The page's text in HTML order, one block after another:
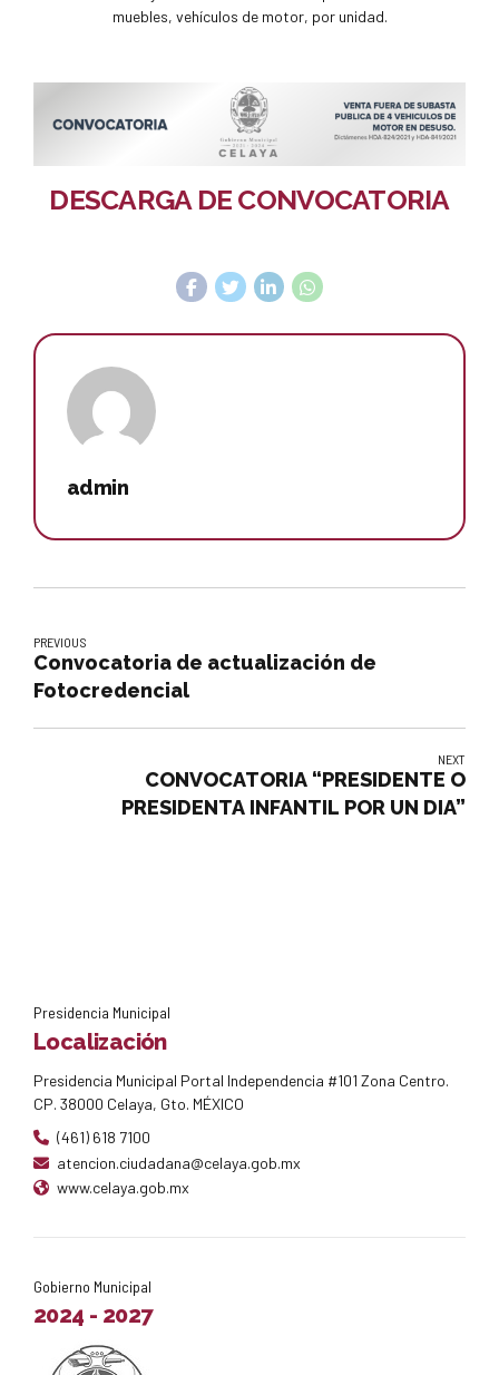
muebles, vehículos de motor, por unidad.
DESCARGA DE CONVOCATORIA
admin
PREVIOUS
Convocatoria de actualización de
Fotocredencial
NEXT
CONVOCATORIA “PRESIDENTE O
PRESIDENTA INFANTIL POR UN DIA”
Presidencia Municipal
Localización
Presidencia Municipal Portal Independencia #101 Zona Centro.
CP. 38000 Celaya, Gto. MÉXICO
(461) 618 7100
atencion.ciudadana@celaya.gob.mx
www.celaya.gob.mx
Gobierno Municipal
2024 - 2027